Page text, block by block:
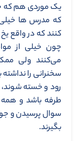
یک موردی هم که
که مدرس ها
کنند که در واقع
چون خیلی از
می‌کنند ولی
سخنرانی را
رود و خسته
طرفه باشد و همه
سوال پرسیدن و
بگیرند.